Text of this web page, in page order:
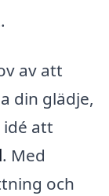
av att
din glädje,
att
. Med
och